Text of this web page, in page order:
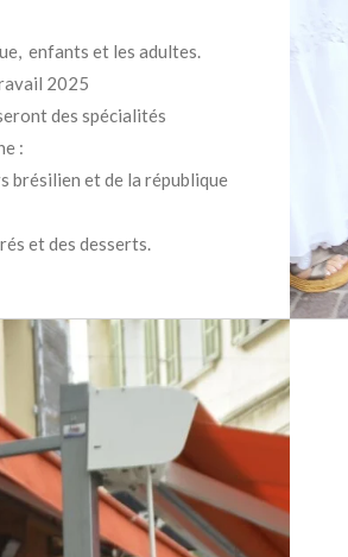
enfants et les adultes.
2025
des spécialités
:
brésilien et de la république
et des desserts.